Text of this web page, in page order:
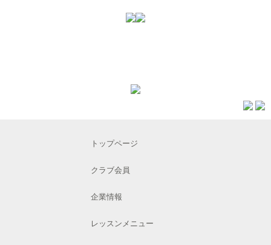
トップページ
クラブ会員
企業情報
レッスンメニュー